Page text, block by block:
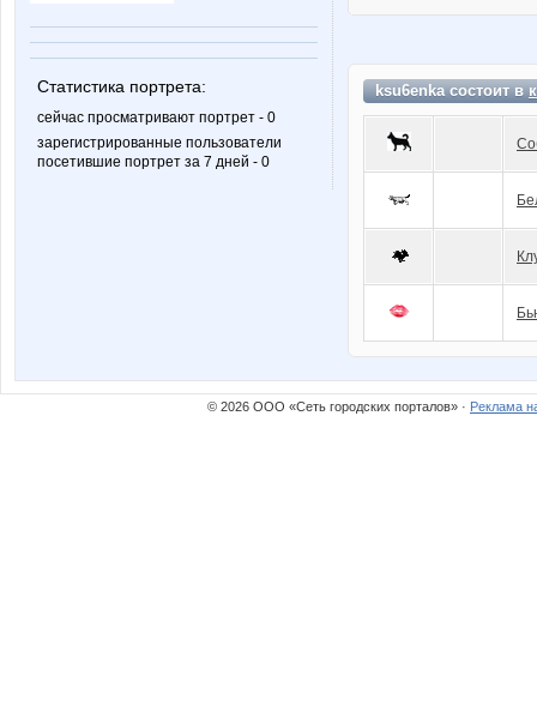
Статистика портрета:
сейчас просматривают портрет - 0
зарегистрированные пользователи
посетившие портрет за 7 дней - 0
ksu6enka состоит в
© 2026 ООО «Сеть городских порталов» · Реклама